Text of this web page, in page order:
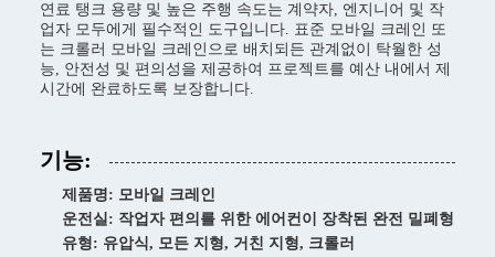
연료 탱크 용량 및 높은 주행 속도는 계약자, 엔지니어 및 작
업자 모두에게 필수적인 도구입니다. 표준 모바일 크레인 또
는 크롤러 모바일 크레인으로 배치되든 관계없이 탁월한 성
능, 안전성 및 편의성을 제공하여 프로젝트를 예산 내에서 제
시간에 완료하도록 보장합니다.
기능:
제품명: 모바일 크레인
운전실: 작업자 편의를 위한 에어컨이 장착된 완전 밀폐형
유형: 유압식, 모든 지형, 거친 지형, 크롤러